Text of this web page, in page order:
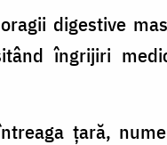
digestive
îngrijiri
țară,